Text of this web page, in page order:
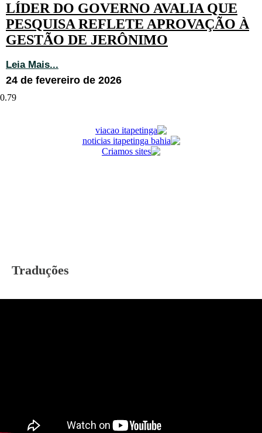
LÍDER DO GOVERNO AVALIA QUE
PESQUISA REFLETE APROVAÇÃO À
GESTÃO DE JERÔNIMO
Leia Mais...
24 de fevereiro de 2026
Traduções